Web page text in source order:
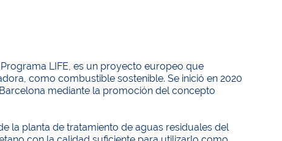
LIFE, es un proyecto europeo que
como combustible sostenible. Se inició en 2020
mediante la promoción del concepto
la planta de tratamiento de aguas residuales del